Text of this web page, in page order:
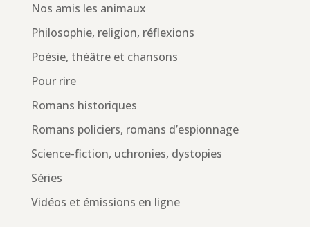
Nos amis les animaux
Philosophie, religion, réflexions
Poésie, théâtre et chansons
Pour rire
Romans historiques
Romans policiers, romans d’espionnage
Science-fiction, uchronies, dystopies
Séries
Vidéos et émissions en ligne